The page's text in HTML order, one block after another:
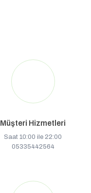
Müşteri Hizmetleri
Saat 10:00 ile 22:00
05335442564